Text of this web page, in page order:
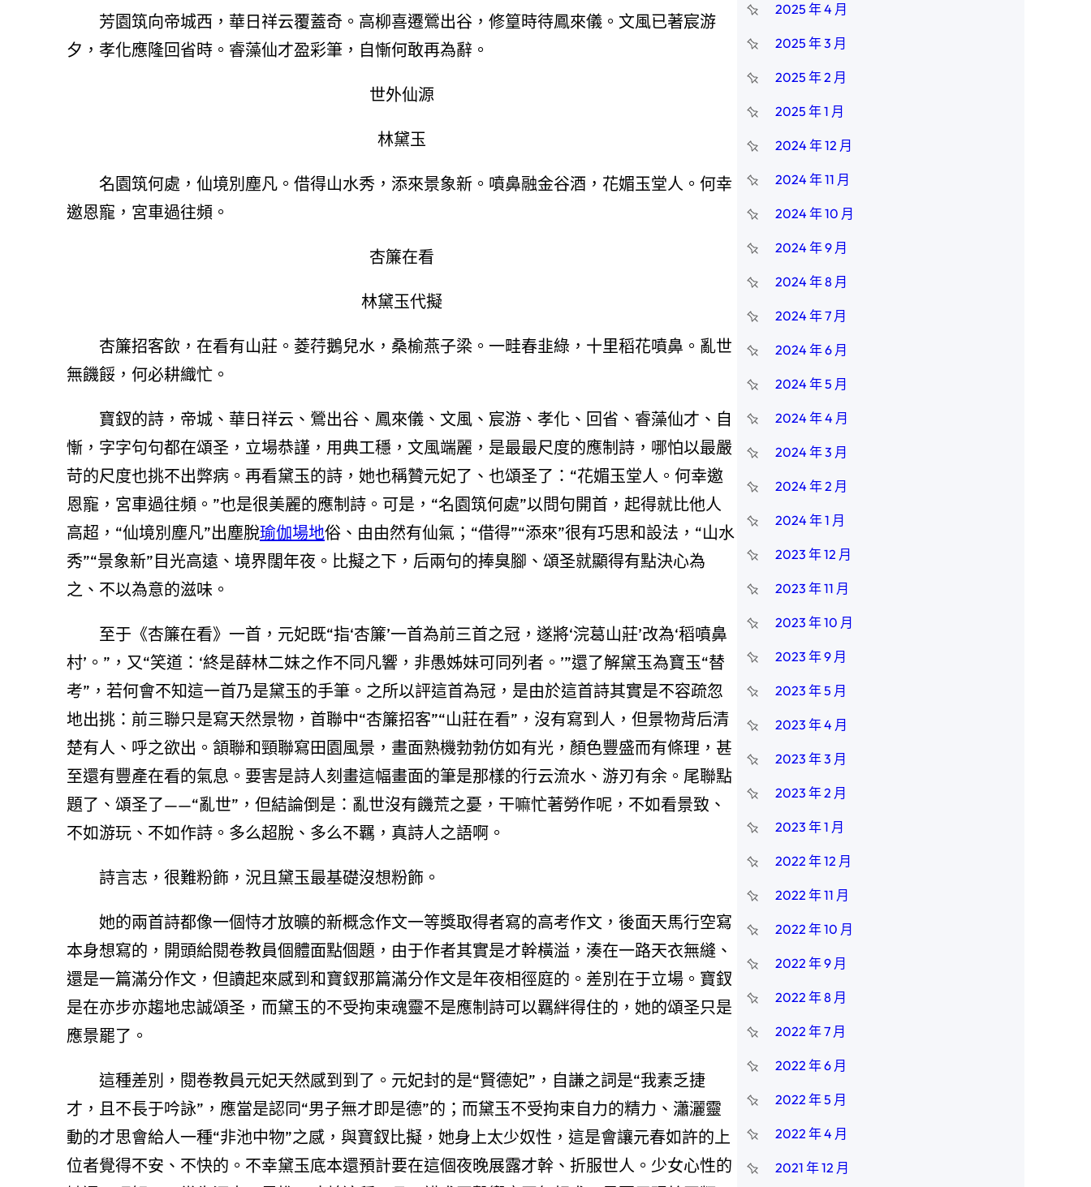
芳園筑向帝城西，華日祥云覆蓋奇。高柳喜遷鶯出谷，修篁時待鳳來儀。文風已著宸游
夕，孝化應隆回省時。睿藻仙才盈彩筆，自慚何敢再為辭。
世外仙源
林黛玉
名園筑何處，仙境別塵凡。借得山水秀，添來景象新。噴鼻融金谷酒，花媚玉堂人。何幸
邀恩寵，宮車過往頻。
杏簾在看
林黛玉代擬
杏簾招客飲，在看有山莊。菱荇鵝兒水，桑榆燕子梁。一畦春韭綠，十里稻花噴鼻。亂世
無饑餒，何必耕織忙。
寶釵的詩，帝城、華日祥云、鶯出谷、鳳來儀、文風、宸游、孝化、回省、睿藻仙才、自
慚，字字句句都在頌圣，立場恭謹，用典工穩，文風端麗，是最最尺度的應制詩，哪怕以最嚴
苛的尺度也挑不出弊病。再看黛玉的詩，她也稱贊元妃了、也頌圣了：“花媚玉堂人。何幸邀
恩寵，宮車過往頻。”也是很美麗的應制詩。可是，“名園筑何處”以問句開首，起得就比他人
高超，“仙境別塵凡”出塵脫瑜伽場地俗、由由然有仙氣；“借得”“添來”很有巧思和設法，“山水
秀”“景象新”目光高遠、境界闊年夜。比擬之下，后兩句的捧臭腳、頌圣就顯得有點決心為
之、不以為意的滋味。
至于《杏簾在看》一首，元妃既“指‘杏簾’一首為前三首之冠，遂將‘浣葛山莊’改為‘稻噴鼻
村’。”，又“笑道：‘終是薛林二妹之作不同凡響，非愚姊妹可同列者。’”還了解黛玉為寶玉“替
考”，若何會不知這一首乃是黛玉的手筆。之所以評這首為冠，是由於這首詩其實是不容疏忽
地出挑：前三聯只是寫天然景物，首聯中“杏簾招客”“山莊在看”，沒有寫到人，但景物背后清
楚有人、呼之欲出。頷聯和頸聯寫田園風景，畫面熟機勃勃仿如有光，顏色豐盛而有條理，甚
至還有豐產在看的氣息。要害是詩人刻畫這幅畫面的筆是那樣的行云流水、游刃有余。尾聯點
題了、頌圣了——“亂世”，但結論倒是：亂世沒有饑荒之憂，干嘛忙著勞作呢，不如看景致、
不如游玩、不如作詩。多么超脫、多么不羈，真詩人之語啊。
詩言志，很難粉飾，況且黛玉最基礎沒想粉飾。
她的兩首詩都像一個恃才放曠的新概念作文一等獎取得者寫的高考作文，後面天馬行空寫
本身想寫的，開頭給閱卷教員個體面點個題，由于作者其實是才幹橫溢，湊在一路天衣無縫、
還是一篇滿分作文，但讀起來感到和寶釵那篇滿分作文是年夜相徑庭的。差別在于立場。寶釵
是在亦步亦趨地忠誠頌圣，而黛玉的不受拘束魂靈不是應制詩可以羈絆得住的，她的頌圣只是
應景罷了。
這種差別，閱卷教員元妃天然感到到了。元妃封的是“賢德妃”，自謙之詞是“我素乏捷
才，且不長于吟詠”，應當是認同“男子無才即是德”的；而黛玉不受拘束自力的精力、瀟灑靈
動的才思會給人一種“非池中物”之感，與寶釵比擬，她身上太少奴性，這是會讓元春如許的上
位者覺得不安、不快的。不幸黛玉底本還預計要在這個夜晚展露才幹、折服世人。少女心性的
2025 年 4 月
2025 年 3 月
2025 年 2 月
2025 年 1 月
2024 年 12 月
2024 年 11 月
2024 年 10 月
2024 年 9 月
2024 年 8 月
2024 年 7 月
2024 年 6 月
2024 年 5 月
2024 年 4 月
2024 年 3 月
2024 年 2 月
2024 年 1 月
2023 年 12 月
2023 年 11 月
2023 年 10 月
2023 年 9 月
2023 年 5 月
2023 年 4 月
2023 年 3 月
2023 年 2 月
2023 年 1 月
2022 年 12 月
2022 年 11 月
2022 年 10 月
2022 年 9 月
2022 年 8 月
2022 年 7 月
2022 年 6 月
2022 年 5 月
2022 年 4 月
2021 年 12 月